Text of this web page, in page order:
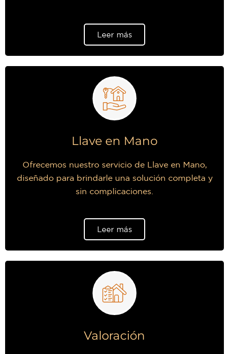
Leer más
Llave en Mano
Ofrecemos nuestro servicio de Llave en Mano,
diseñado para brindarle una solución completa y
sin complicaciones.
Leer más
Valoración